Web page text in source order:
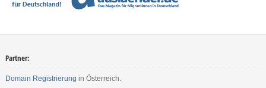
Partner:
Domain Registrierung in Österreich.